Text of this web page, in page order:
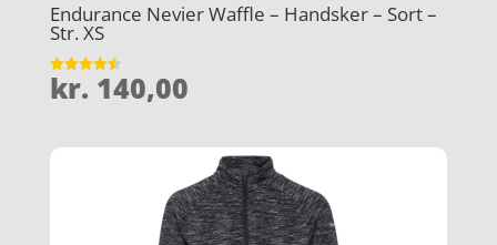
Endurance Nevier Waffle – Handsker – Sort –
Str. XS
Vurderet
4.5
kr. 140,00